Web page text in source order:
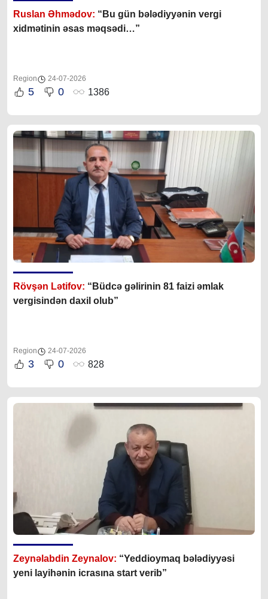
Ruslan Əhmədov: “Bu gün bələdiyyənin vergi
xidmətinin əsas məqsədi…”
Region 24-07-2026
5 0 1386
Rövşən Lətifov: “Büdcə gəlirinin 81 faizi əmlak
vergisindən daxil olub”
Region 24-07-2026
3 0 828
Zeynəlabdin Zeynalov: “Yeddioymaq bələdiyyəsi
yeni layihənin icrasına start verib”